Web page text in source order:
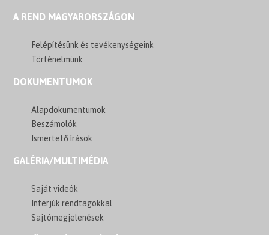
A REND MAGYARORSZÁGON
Felépítésünk és tevékenységeink
Történelmünk
DOKUMENTUMOK
Alapdokumentumok
Beszámolók
Ismertető írások
GALÉRIA/MULTIMÉDIA
Saját videók
Interjúk rendtagokkal
Sajtómegjelenések